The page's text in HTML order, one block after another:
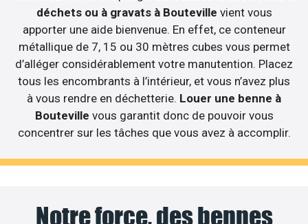
déchets ou à gravats à Bouteville vient vous
apporter une aide bienvenue. En effet, ce conteneur
métallique de 7, 15 ou 30 mètres cubes vous permet
d’alléger considérablement votre manutention. Placez
tous les encombrants à l’intérieur, et vous n’avez plus
à vous rendre en déchetterie. Louer une benne à
Bouteville vous garantit donc de pouvoir vous
concentrer sur les tâches que vous avez à accomplir.
Notre force, des bennes